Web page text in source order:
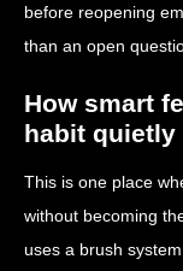
before reopening
than an open
How smart
habit quietly
This is one place
without becoming
uses a brush